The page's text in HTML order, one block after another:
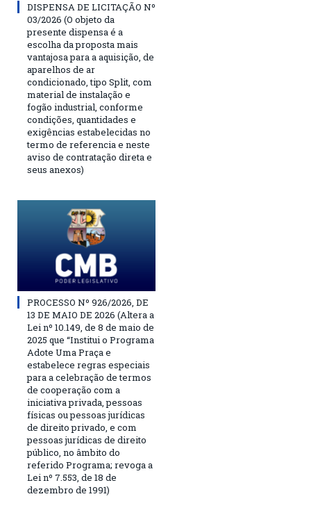
DISPENSA DE LICITAÇÃO Nº
03/2026 (O objeto da
presente dispensa é a
escolha da proposta mais
vantajosa para a aquisição, de
aparelhos de ar
condicionado, tipo Split, com
material de instalação e
fogão industrial, conforme
condições, quantidades e
exigências estabelecidas no
termo de referencia e neste
aviso de contratação direta e
seus anexos)
PROCESSO Nº 926/2026, DE
13 DE MAIO DE 2026 (Altera a
Lei nº 10.149, de 8 de maio de
2025 que “Institui o Programa
Adote Uma Praça e
estabelece regras especiais
para a celebração de termos
de cooperação com a
iniciativa privada, pessoas
físicas ou pessoas jurídicas
de direito privado, e com
pessoas jurídicas de direito
público, no âmbito do
referido Programa; revoga a
Lei nº 7.553, de 18 de
dezembro de 1991)